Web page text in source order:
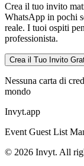
Crea il tuo invito
WhatsApp in pochi
reale. I tuoi ospiti
professionista.
Crea il Tuo Invito
Nessuna carta di
mondo
Invyt.app
Event Guest List
© 2026 Invyt. All